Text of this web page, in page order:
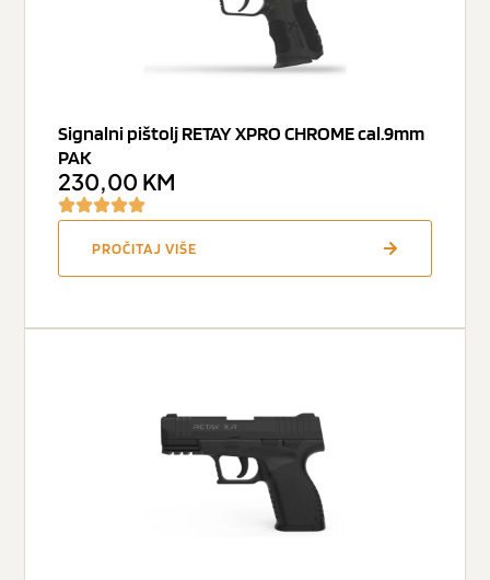
Signalni pištolj RETAY XPRO CHROME cal.9mm
PAK
230,00 KM
PROČITAJ VIŠE